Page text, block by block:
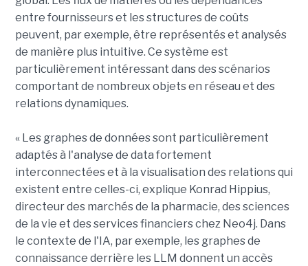
entre fournisseurs et les structures de coûts
peuvent, par exemple, être représentés et analysés
de manière plus intuitive. Ce système est
particulièrement intéressant dans des scénarios
comportant de nombreux objets en réseau et des
relations dynamiques.
« Les graphes de données sont particulièrement
adaptés à l'analyse de data fortement
interconnectées et à la visualisation des relations qui
existent entre celles-ci, explique Konrad Hippius,
directeur des marchés de la pharmacie, des sciences
de la vie et des services financiers chez Neo4j. Dans
le contexte de l'IA, par exemple, les graphes de
connaissance derrière les LLM donnent un accès